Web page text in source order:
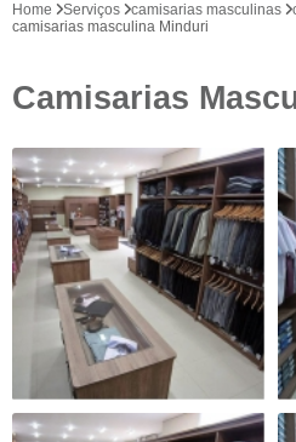
Home Serviços camisarias masculinas
camisarias masculina Minduri
Camisarias